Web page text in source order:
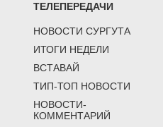
ТЕЛЕПЕРЕДАЧИ
НОВОСТИ СУРГУТА
ИТОГИ НЕДЕЛИ
ВСТАВАЙ
ТИП-ТОП НОВОСТИ
НОВОСТИ-
КОММЕНТАРИЙ